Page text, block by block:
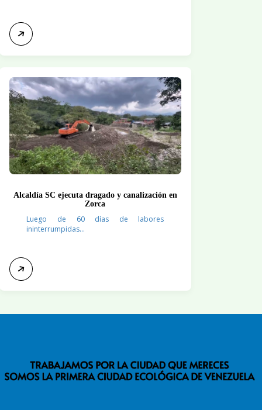
Alcaldía SC ejecuta dragado y canalización en
Zorca
Luego de 60 días de labores
ininterrumpidas...